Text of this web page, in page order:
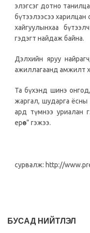
элэгсэг дотно
бүтээлээсээ харилцан
хайгуулынхаа
гэдэгт найдаж байна.
Дэлхийн яруу
ажиллагаанд амжилт
Та бүхэнд шинэ
жаргал, шударга ёсны
ард түмнээ уриалан
ерөөе” гэжээ.
сурвалж: http://
БУСАД НИЙТЛЭЛ